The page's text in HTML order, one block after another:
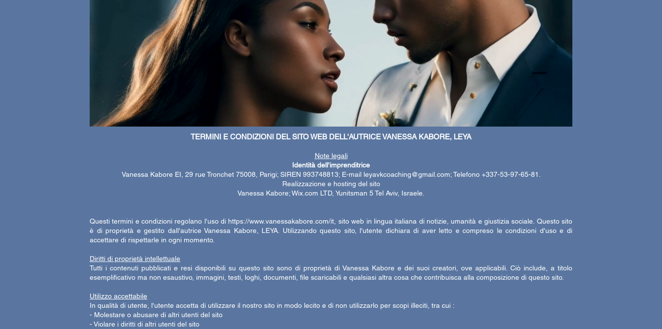
TERMINI E CONDIZIONI DEL SITO WEB DELL'AUTRICE VANESSA KABORE, LEYA
Note legali
Identità dell'imprenditrice
Vanessa Kabore EI, 29 rue Tronchet 75008, Parigi; SIREN 993748813; E-mail leyavkcoaching@gmail.com; Telefono +337-53-97-65-81.
Realizzazione e hosting del sito
Vanessa Kabore; Wix.com LTD, Yunitsman 5 Tel Aviv, Israele.
Questi termini e condizioni regolano l'uso di https://www.vanessakabore.com/it, sito web in lingua italiana di notizie, umanità e giustizia sociale. Questo sito
è di proprietà e gestito dall'autrice Vanessa Kabore, LEYA. Utilizzando questo sito, l'utente dichiara di aver letto e compreso le condizioni d'uso e di
accettare di rispettarle in ogni momento.
Diritti di proprietà intellettuale
Tutti i contenuti pubblicati e resi disponibili su questo sito sono di proprietà di Vanessa Kabore e dei suoi creatori, ove applicabili. Ciò include, a titolo
esemplificativo ma non esaustivo, immagini, testi, loghi, documenti, file scaricabili e qualsiasi altra cosa che contribuisca alla composizione di questo sito.
Utilizzo accettabile
In qualità di utente, l'utente accetta di utilizzare il nostro sito in modo lecito e di non utilizzarlo per scopi illeciti, tra cui :
- Molestare o abusare di altri utenti del sito
- Violare i diritti di altri utenti del sito